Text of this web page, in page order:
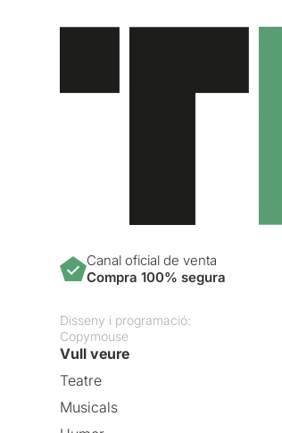
Canal oficial de venta
Compra 100% segura
Disseny i programació:
Copymouse
Vull veure
Teatre
Musicals